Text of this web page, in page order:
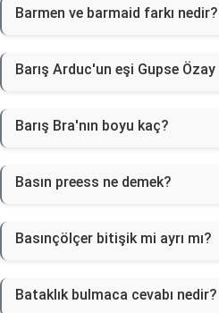
Barmen ve barmaid farkı nedir?
Barış Arduc'un eşi Gupse
Barış Bra'nın boyu kaç?
Basın preess ne demek?
Basınçölçer bitişik mi ayrı mı?
Bataklık bulmaca cevabı nedir?